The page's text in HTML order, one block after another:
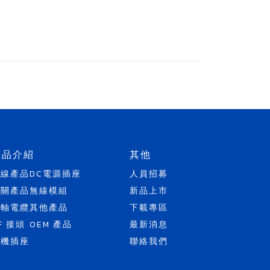
介紹
產品
產品
電纜
接頭
插座
DC電源插座
無線模組
其他產品
OEM 產品
其他
人員招募
新品上市
下載專區
最新消息
聯絡我們